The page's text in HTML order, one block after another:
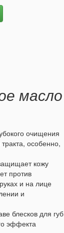
масло
очищения
особенно,
кожу
против
и на лице
и
блесков для губ
эффекта